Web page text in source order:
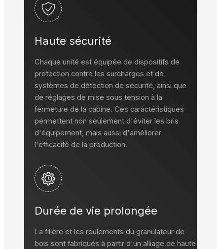
Haute sécurité
Chaque unité est équipée de dispositifs de
protection contre les surcharges et de
systèmes de détection de sécurité, ainsi que
de réglages de mise sous tension à la
fermeture de la cabine. Ces caractéristiques
permettent non seulement d'éviter les bris
d'équipement, mais aussi d'améliorer
l'efficacité de la production.
Durée de vie prolongée
La filière et les roulements du granulateur de
bois sont fabriqués à partir d'un alliage de haute